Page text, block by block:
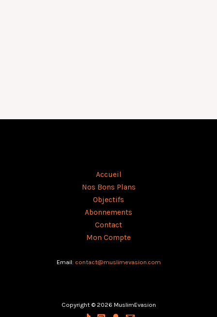
Accueil
Nos Bons Plans
Objectifs
Abonnements
Contact
Mon Compte
Email: contact@muslimevasion.com
Copyright © 2026 MuslimEvasion